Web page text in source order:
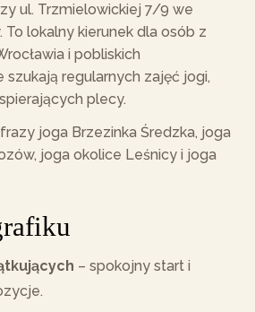
ul. Trzmielowickiej 7/9 we
To lokalny kierunek dla osób z
i pobliskich
regularnych zajęć jogi,
plecy.
joga Brzezinka Średzka, joga
joga okolice Leśnicy i joga
– spokojny start i